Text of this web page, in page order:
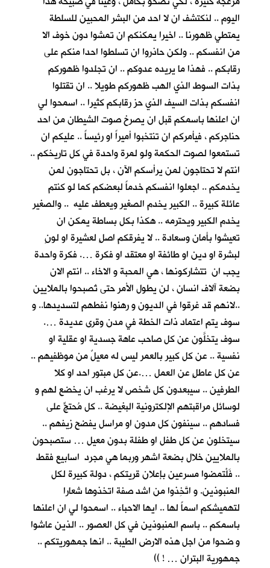
اليوم .. لنكتشف ان لا احد من البشر المحبين للسلطة
يمتطي ظهورنا .. اخيرا يمكنكم ان تمشوا دون خوف الا
من انفسكم .. ولكن حاذروا ان تسلطوا احدا منكم على
رقابكم .. فهذا ما يريده عدوكم .. ان تجلدوا ظهوركم
بذات السوط الذي الهب ظهوركم طويلا .. ان تقتلوا
انفسكم بذات السيف الذي حز رقابكم كثيرا .. اسمحوا لي
ان اعلنها باسمكم قبل ان يصرخ صوت الشيطان من احد
حناجركم ، فيأمركم ان تنتخبوا أميراً او رئيساً .. عليكم ان
تستمعوا لصوت الحكمة ولو لمرة واحدة في كل تاريخكم ..
انتم لا تحتاجون لمن يرأسكم الآن ، بل تحتاجون لمن
يخدمكم .. اجعلوا انفسكم خدماً لبعضكم كما لو كنتم
عائلة كبيرة .. الكبير يخدم الصغير ويعطف عليه .. والصغير
يخدم الكبير ويحترمه .. هكذا بكل بساطة يمكن ان
تعيشوا بأمان وسعادة .. لا يفرقكم اصلٍ لعشيرة او لونٍ
لبشرة او دين او طائفة او معتقد او فكرة …. فكرة واحدة
يجب ان تتشاركونها ، هي المحبة و الاخاء .. انتم الان
بضعة آلاف انسان ، لن يطول الأمر حتى تُصبحوا بالملايين
..لانهم قد غرقوا في الديون و رهنوا نفطهم لتسديدها.. و
سوف يتم اعتماد ذات الخطة في مدن وقرى عديدة ….
سوف يتخلَّون عن كل صاحب عاهة جسدية او عقلية او
نفسية .. عن كل كبير بالعمر ليس له معيلٌ من موظفيهم ..
عن كل عاطلٍ عن العمل ….عن كل مبتور احد او كلا
الطرفين .. سيبعدون كل شخص لا يرغب ان يخضع لهم و
لوسائل مراقبتهم الإلكترونية البغيضة .. كل مُحتجٍّ على
فسادهم .. سينفون كل مدون او مراسل يفضح زيفهم ..
سيتخلون عن كل طفل او طفلة بدون معيل … ستصبحون
بالملايين خلال بضعة اشهر وربما هي مجرد اسابيع فقط
.. فَلْتمضوا مسرعين بإعلان قريتكم ، دولة كبيرة لكل
المنبوذين. و اتَّخِذوا من اشد صفة اتخذوها شعارا
لتهميشكم اسماً لها .. ايها الاحباء .. اسمحوا لي ان اعلنها
باسمكم .. باسم المنبوذين في كل العصور .. الذين عاشوا
و ضحوا من اجل هذه الارض الطيبة .. انها جمهوريتكم ..
جمهورية البتران … ! ))